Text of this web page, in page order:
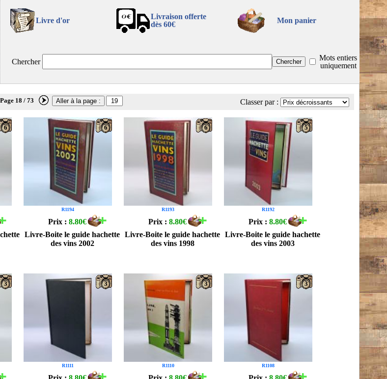
Livre d'or
Livraison offerte
dès 60€
Mon panier
Chercher
Mots entiers
uniquement
Page 18 / 73 Classer par :
6
R1194
6
Prix :8.80€
Livre-Boite le guide hachette
des vins 2002
R1193
6
Prix :8.80€
Livre-Boite le guide hachette
des vins 1998
R1192
5
Prix :8.80€
Livre-Boite le guide hachette
des vins 2003
3
R1111
3
R1110
3
R1108
3